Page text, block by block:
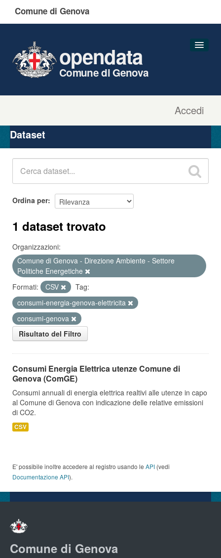
Comune di Genova
Accedi
opendata
Comune di Genova
Organizzazioni
Gruppi
Dataset
Ordina per
1 dataset trovato
Organizzazioni:
Comune di Genova - Direzione Ambiente - Settore
Politiche Energetiche
Formati:
CSV
Tag:
consumi-energia-genova-elettricita
consumi-genova
Risultato del Filtro
Consumi Energia Elettrica utenze Comune di
Genova (ComGE)
Consumi annuali di energia elettrica realtivi alle utenze in capo
al Comune di Genova con indicazione delle relative emissioni
di CO2.
CSV
E' possibile inoltre accedere al registro usando le API (vedi
Documentazione API).
Comune di Genova